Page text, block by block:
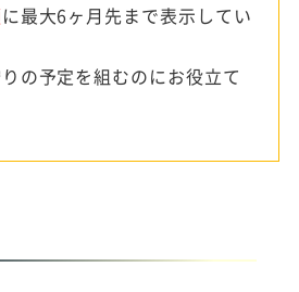
に最大6ヶ月先まで表示してい
の予定を組むのにお役立て